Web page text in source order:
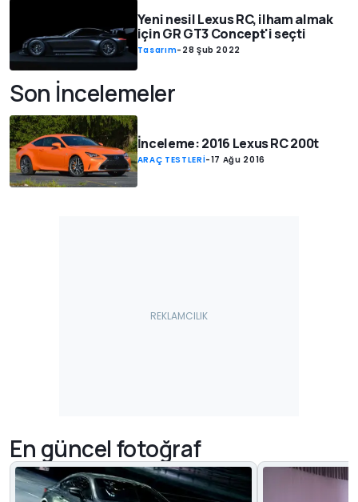
Yeni nesil Lexus RC, ilham almak
için GR GT3 Concept'i seçti
Tasarım- 28 Şub 2022
Son İncelemeler
İnceleme: 2016 Lexus RC 200t
ARAÇ TESTLERİ-17 Ağu 2016
En güncel fotoğraf